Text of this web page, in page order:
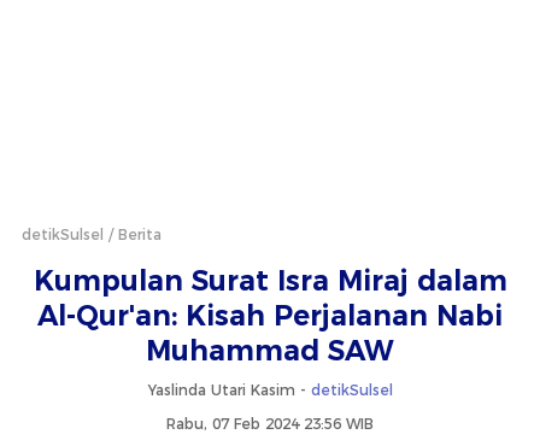
detikSulsel Berita
Kumpulan Surat Isra Miraj dalam
Al-Qur'an: Kisah Perjalanan Nabi
Muhammad SAW
Yaslinda Utari Kasim - detikSulsel
Rabu, 07 Feb 2024 23:56 WIB